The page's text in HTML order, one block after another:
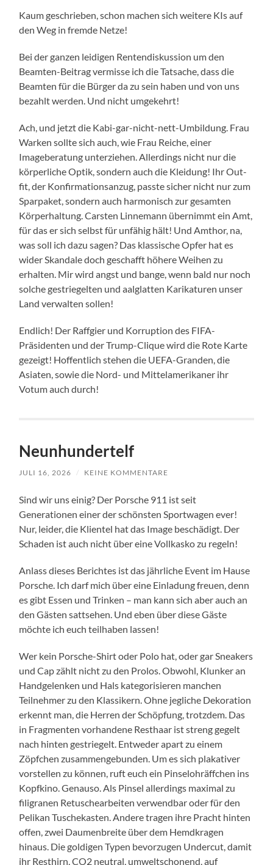
Kaum geschrieben, schon machen sich weitere KIs auf
den Weg in fremde Netze!
Bei der ganzen leidigen Rentendiskussion um den
Beamten-Beitrag vermisse ich die Tatsache, dass die
Beamten für die Bürger da zu sein haben und von uns
bezahlt werden. Und nicht umgekehrt!
Ach, und jetzt die Kabi-gar-nicht-nett-Umbildung. Frau
Warken sollte sich auch, wie Frau Reiche, einer
Imageberatung unterziehen. Allerdings nicht nur die
körperliche Optik, sondern auch die Kleidung! Ihr Out-
fit, der Konfirmationsanzug, passte sicher nicht nur zum
Sparpaket, sondern auch harmonisch zur gesamten
Körperhaltung. Carsten Linnemann übernimmt ein Amt,
für das er sich selbst für unfähig hält! Und Amthor, na,
was soll ich dazu sagen? Das klassische Opfer hat es
wider Skandale doch geschafft höhere Weihen zu
erhalten. Mir wird angst und bange, wenn bald nur noch
solche gestriegelten und aalglatten Karikaturen unser
Land verwalten sollen!
Endlich! Der Raffgier und Korruption des FIFA-
Präsidenten und der Trump-Clique wird die Rote Karte
gezeigt! Hoffentlich stehen die UEFA-Granden, die
Asiaten, sowie die Nord- und Mittelamerikaner ihr
Votum auch durch!
Neunhundertelf
JULI 16, 2026 / KEINE KOMMENTARE
Sind wir uns einig? Der Porsche 911 ist seit
Generationen einer der schönsten Sportwagen ever!
Nur, leider, die Klientel hat das Image beschädigt. Der
Schaden ist auch nicht über eine Vollkasko zu regeln!
Anlass dieses Berichtes ist das jährliche Event im Hause
Porsche. Ich darf mich über eine Einladung freuen, denn
es gibt Essen und Trinken – man kann sich aber auch an
den Gästen sattsehen. Und eben über diese Gäste
möchte ich euch teilhaben lassen!
Wer kein Porsche-Shirt oder Polo hat, oder gar Sneakers
und Cap zählt nicht zu den Prolos. Obwohl, Klunker an
Handgelenken und Hals kategorisieren manchen
Teilnehmer zu den Klassikern. Ohne jegliche Dekoration
erkennt man, die Herren der Schöpfung, trotzdem. Das
in Fragmenten vorhandene Resthaar ist streng gegelt
nach hinten gestriegelt. Entweder apart zu einem
Zöpfchen zusammengebunden. Um es sich plakativer
vorstellen zu können, ruft euch ein Pinselohräffchen ins
Kopfkino. Genauso. Als Pinsel allerdings maximal zu
filigranen Retuschearbeiten verwendbar oder für den
Pelikan Tuschekasten. Andere tragen ihre Pracht hinten
offen, zwei Daumenbreite über dem Hemdkragen
hinaus. Die goldigen Typen bevorzugen Undercut, damit
ihr Resthirn, CO2 neutral, umweltschonend, auf